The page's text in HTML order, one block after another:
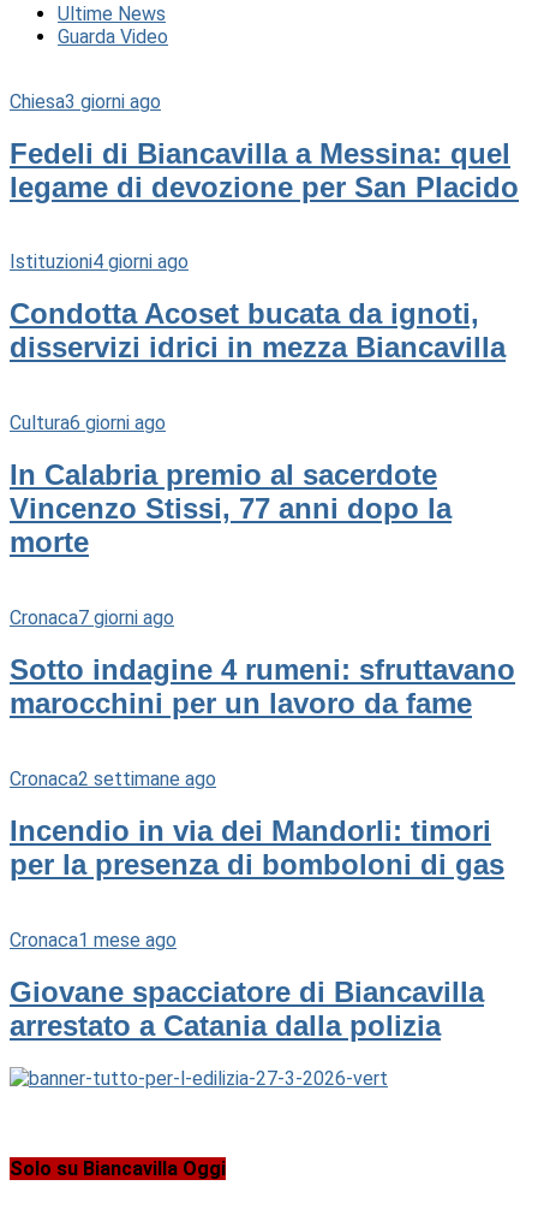
Ultime News
Guarda Video
Chiesa3 giorni ago
Fedeli di Biancavilla a Messina: quel
legame di devozione per San Placido
Istituzioni4 giorni ago
Condotta Acoset bucata da ignoti,
disservizi idrici in mezza Biancavilla
Cultura6 giorni ago
In Calabria premio al sacerdote
Vincenzo Stissi, 77 anni dopo la
morte
Cronaca7 giorni ago
Sotto indagine 4 rumeni: sfruttavano
marocchini per un lavoro da fame
Cronaca2 settimane ago
Incendio in via dei Mandorli: timori
per la presenza di bomboloni di gas
Cronaca1 mese ago
Giovane spacciatore di Biancavilla
arrestato a Catania dalla polizia
Solo su Biancavilla Oggi